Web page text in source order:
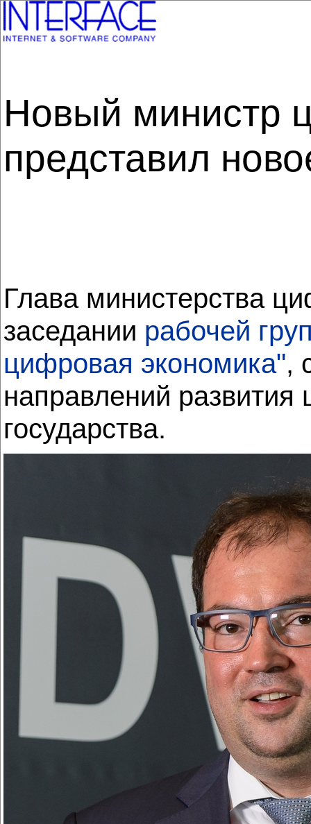
Новый министр
представил
Глава министерства
заседании рабочей
цифровая экономика",
направлений
государства.